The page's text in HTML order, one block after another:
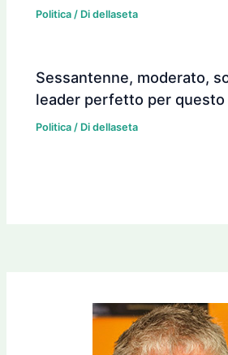
Politica / Didellaseta
Sessantenne, moderato,
leader perfetto per questo
Politica / Didellaseta